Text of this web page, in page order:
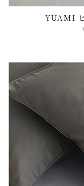
YUAMI